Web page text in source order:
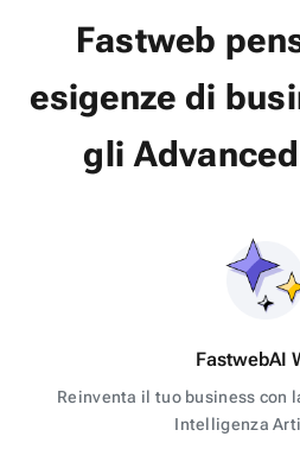
Fastweb
esigenze di
gli
FastwebAI
Reinventa il tuo business con
Intelligenza